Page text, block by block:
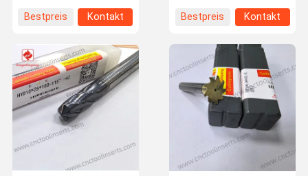
Bestpreis Kontakt Bestpreis Kontakt